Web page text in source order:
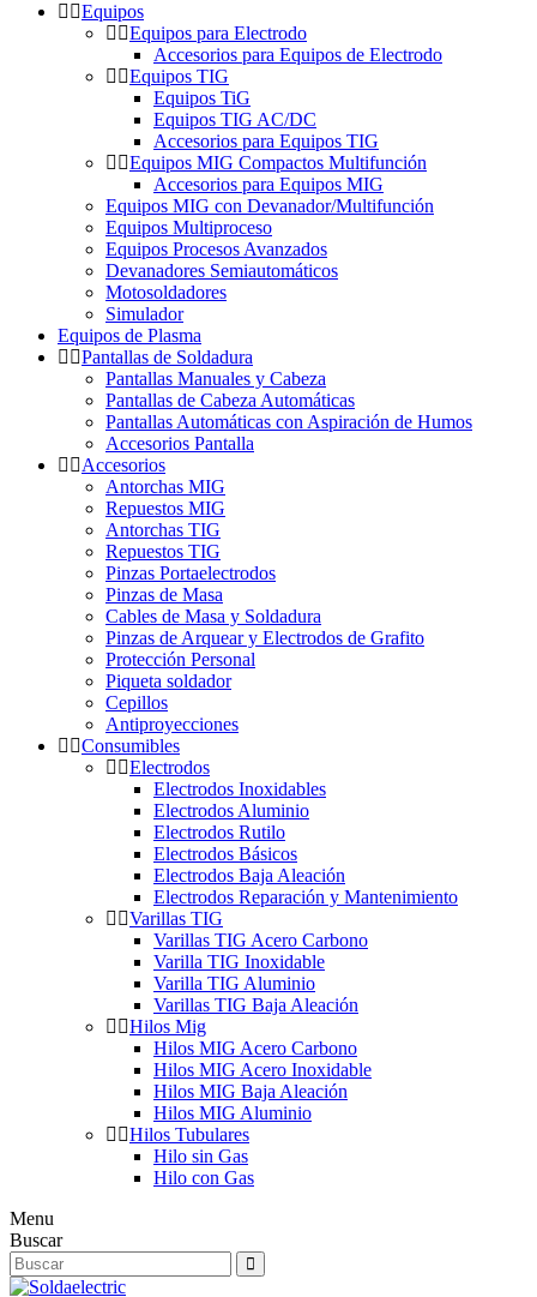
Equipos
Equipos para Electrodo
Accesorios para Equipos de Electrodo
Equipos TIG
Equipos TiG
Equipos TIG AC/DC
Accesorios para Equipos TIG
Equipos MIG Compactos Multifunción
Accesorios para Equipos MIG
Equipos MIG con Devanador/Multifunción
Equipos Multiproceso
Equipos Procesos Avanzados
Devanadores Semiautomáticos
Motosoldadores
Simulador
Equipos de Plasma
Pantallas de Soldadura
Pantallas Manuales y Cabeza
Pantallas de Cabeza Automáticas
Pantallas Automáticas con Aspiración de Humos
Accesorios Pantalla
Accesorios
Antorchas MIG
Repuestos MIG
Antorchas TIG
Repuestos TIG
Pinzas Portaelectrodos
Pinzas de Masa
Cables de Masa y Soldadura
Pinzas de Arquear y Electrodos de Grafito
Protección Personal
Piqueta soldador
Cepillos
Antiproyecciones
Consumibles
Electrodos
Electrodos Inoxidables
Electrodos Aluminio
Electrodos Rutilo
Electrodos Básicos
Electrodos Baja Aleación
Electrodos Reparación y Mantenimiento
Varillas TIG
Varillas TIG Acero Carbono
Varilla TIG Inoxidable
Varilla TIG Aluminio
Varillas TIG Baja Aleación
Hilos Mig
Hilos MIG Acero Carbono
Hilos MIG Acero Inoxidable
Hilos MIG Baja Aleación
Hilos MIG Aluminio
Hilos Tubulares
Hilo sin Gas
Hilo con Gas
Menu
Buscar